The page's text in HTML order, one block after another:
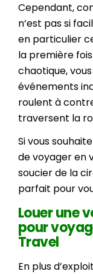
Cependant,
n’est pas si
en particulier
la première
chaotique,
événements
roulent à
traversent la
Si vous
de voyager en
soucier de la
parfait pour
Louer une
pour
Travel
En plus